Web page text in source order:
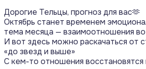
Дорогие Тельцы, прогноз для вас🫶
Октябрь станет временем
тема месяца — взаимоотношения
И вот здесь можно раскачаться от
«до звезд и выше»
С кем-то отношения восстановятся